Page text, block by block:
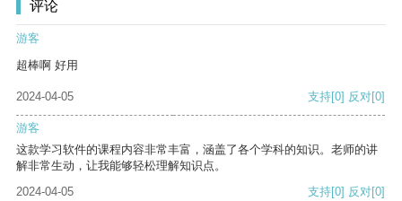
评论
游客
超棒啊 好用
2024-04-05 支持[0] 反对[0]
游客
这款学习软件的课程内容非常丰富，涵盖了各个学科的知识。老师的讲
解非常生动，让我能够轻松理解知识点。
2024-04-05
支持[0] 反对[0]